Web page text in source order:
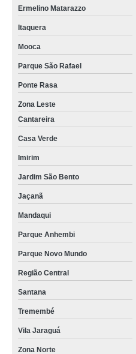
Ermelino Matarazzo
Itaquera
Mooca
Parque São Rafael
Ponte Rasa
Zona Leste
Cantareira
Casa Verde
Imirim
Jardim São Bento
Jaçanã
Mandaqui
Parque Anhembi
Parque Novo Mundo
Região Central
Santana
Tremembé
Vila Jaraguá
Zona Norte